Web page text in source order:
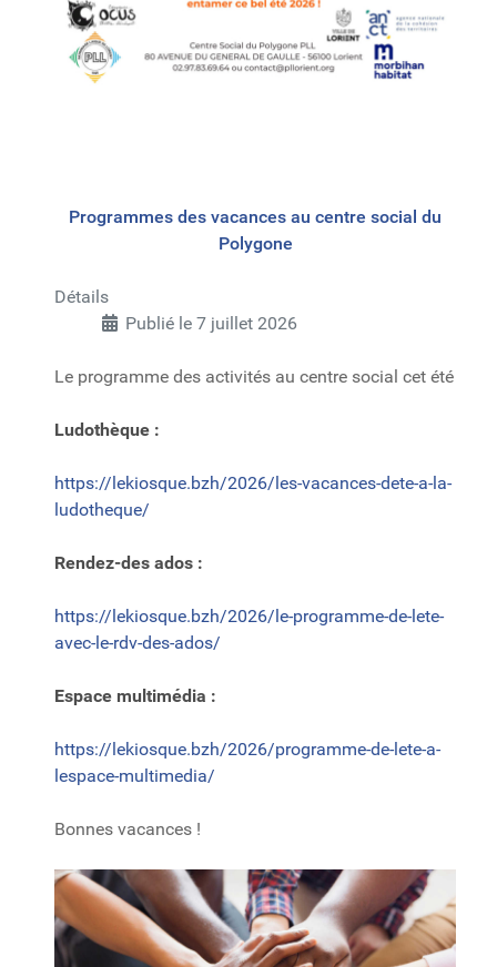
Programmes des vacances au centre social du
Polygone
Détails
Publié le 7 juillet 2026
Le programme des activités au centre social cet été
Ludothèque :
https://lekiosque.bzh/2026/les-vacances-dete-a-la-
ludotheque/
Rendez-des ados :
https://lekiosque.bzh/2026/le-programme-de-lete-
avec-le-rdv-des-ados/
Espace multimédia :
https://lekiosque.bzh/2026/programme-de-lete-a-
lespace-multimedia/
Bonnes vacances !